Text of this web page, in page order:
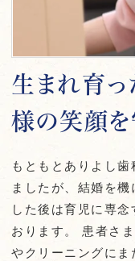
生まれ育っ
様の笑顔を
もともとありよし
ましたが、結婚を
した後は育児に専
おります。 患者さ
やクリーニングに